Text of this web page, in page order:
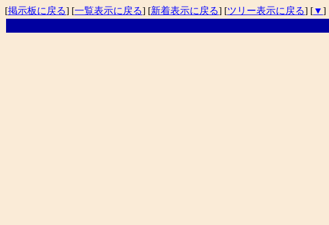
[掲示板に戻る] [一覧表示に戻る] [新着表示に戻る] [ツリー表示に戻る] [▼]